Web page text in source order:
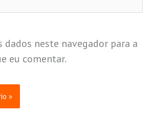
dados neste navegador para a
eu comentar.